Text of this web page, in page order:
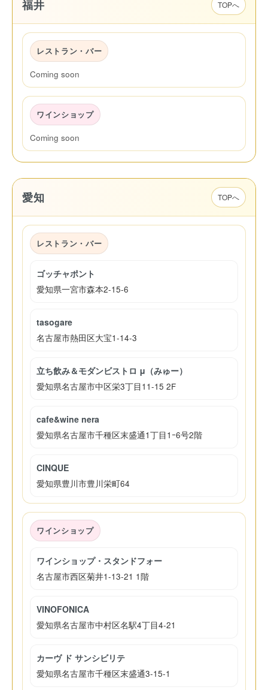
福井 TOPへ
レストラン・バー
Coming soon
ワインショップ
Coming soon
愛知 TOPへ
レストラン・バー
ゴッチャポント
愛知県一宮市森本2-15-6
tasogare
名古屋市熱田区大宝1-14-3
立ち飲み＆モダンビストロ μ（みゅー）
愛知県名古屋市中区栄3丁目11-15 2F
cafe&wine nera
愛知県名古屋市千種区末盛通1丁目1ｰ6号2階
CINQUE
愛知県豊川市豊川栄町64
ワインショップ
ワインショップ・スタンドフォー
名古屋市西区菊井1-13-21 1階
VINOFONICA
愛知県名古屋市中村区名駅4丁目4‐21
カーヴ ド サンシビリテ
愛知県名古屋市千種区末盛通3-15-1